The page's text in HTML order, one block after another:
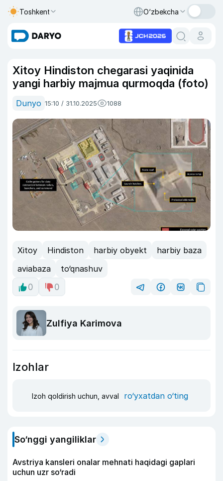
Toshkent O‘zbekcha
Xitoy Hindiston chegarasi yaqinida
yangi harbiy majmua qurmoqda (foto)
Dunyo 15:10 / 31.10.2025 1088
Xitoy Hindiston harbiy obyekt
harbiy baza
aviabaza
to‘qnashuv
0
0
Zulfiya Karimova
Izohlar
Izoh qoldirish uchun, avval ro‘yxatdan o‘ting
So‘nggi yangiliklar
Avstriya kansleri onalar mehnati haqidagi gaplari
uchun uzr so‘radi